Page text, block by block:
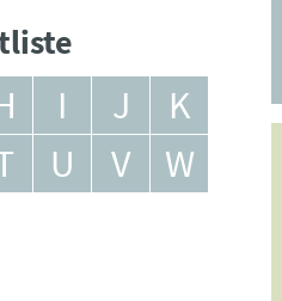
I J
K
U V
W